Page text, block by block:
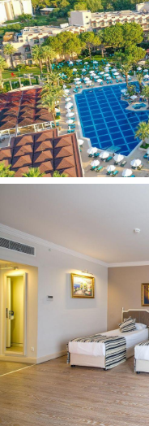
aptarnavimas
valandas)
balkonas/terasa yra
telefonas yra
kavos/arbatos
internetas: Wi-Fi
Viešbučio teritorijoje:
restoranai: 1
barai: 9
uždari baseinai: 1
prie baseino:
prie baseino:
a la carte restoranai:
gydytojo kabinetas
biblioteka yra
bagažo saugojimo
konditerija yra
vandens kalneliai: 3
belaidis internetas
teritorijoje)
automobilių
liftas yra